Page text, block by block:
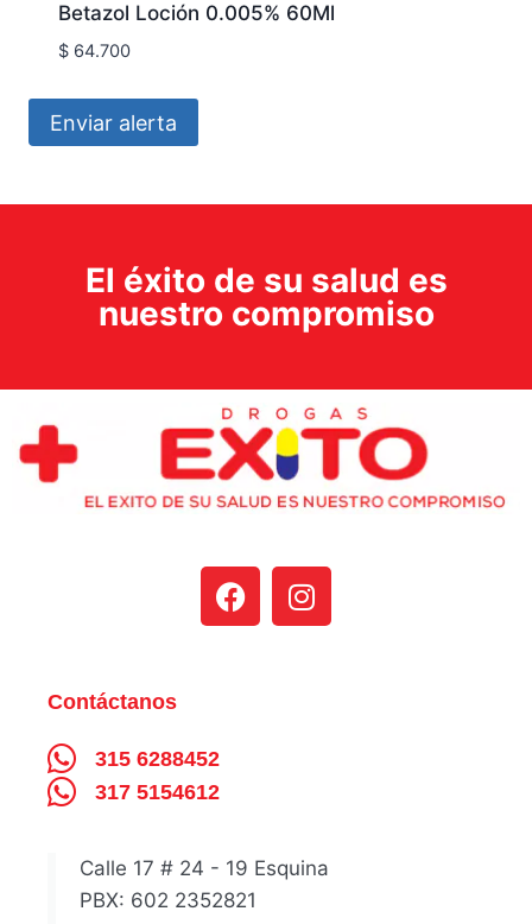
Betazol Loción 0.005% 60Ml
$64.700
Enviar alerta
El éxito de su salud es
nuestro compromiso
Contáctanos
315 6288452
317 5154612
Calle 17 # 24 - 19 Esquina
PBX: 602 2352821